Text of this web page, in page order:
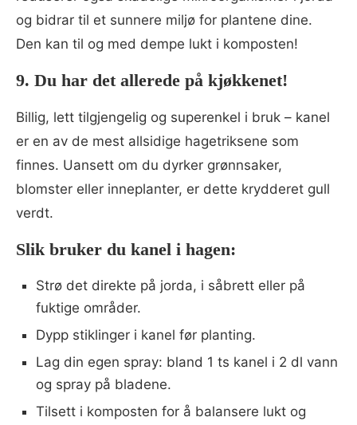
og bidrar til et sunnere miljø for plantene dine.
Den kan til og med dempe lukt i komposten!
9. Du har det allerede på kjøkkenet!
Billig, lett tilgjengelig og superenkel i bruk – kanel
er en av de mest allsidige hagetriksene som
finnes. Uansett om du dyrker grønnsaker,
blomster eller inneplanter, er dette krydderet gull
verdt.
Slik bruker du kanel i hagen:
Strø det direkte på jorda, i såbrett eller på
fuktige områder.
Dypp stiklinger i kanel før planting.
Lag din egen spray: bland 1 ts kanel i 2 dl vann
og spray på bladene.
Tilsett i komposten for å balansere lukt og